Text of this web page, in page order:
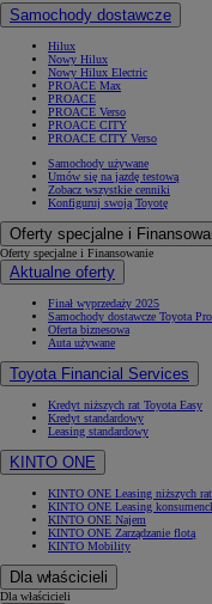
Samochody dostawcze
Hilux
Nowy Hilux
Nowy Hilux Electric
PROACE Max
PROACE
PROACE Verso
PROACE CITY
PROACE CITY Verso
Samochody używane
Umów się na jazdę testową
Zobacz wszystkie cenniki
Konfiguruj swoją Toyotę
Oferty specjalne i
Oferty specjalne i Finansowanie
Aktualne oferty
Finał wyprzedaży 2025
Samochody dostawcze Toyota
Oferta biznesowa
Auta używane
Toyota Financial Services
Kredyt niższych rat Toyota Easy
Kredyt standardowy
Leasing standardowy
KINTO ONE
KINTO ONE Leasing niższych rat
KINTO ONE Leasing
KINTO ONE Najem
KINTO ONE Zarządzanie flotą
KINTO Mobility
Dla właścicieli
Dla właścicieli